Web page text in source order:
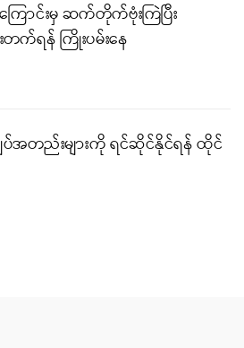
ာင်းမှ ဆက်တိုက်ဗုံးကြဲပြီး
တက်ရန် ကြိုးပမ်းနေ
ပ်အတည်းများကို ရင်ဆိုင်နိုင်ရန် ထိုင်